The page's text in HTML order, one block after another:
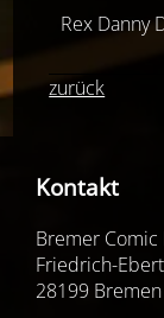
Rex Danny
zurück
Kontakt
Bremer Comic
Friedrich-
28199 Bremen